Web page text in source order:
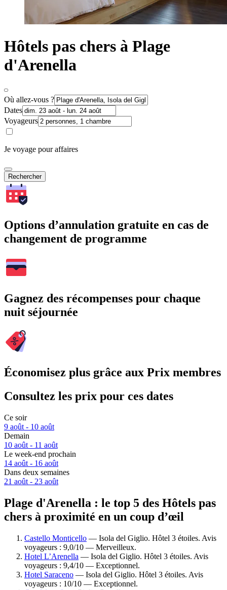
Hôtels pas chers à Plage
d'Arenella
Où allez-vous ?
Dates
Voyageurs
Je voyage pour affaires
Rechercher
Options d’annulation gratuite en cas de
changement de programme
Gagnez des récompenses pour chaque
nuit séjournée
Économisez plus grâce aux Prix membres
Consultez les prix pour ces dates
Ce soir
9 août - 10 août
Demain
10 août - 11 août
Le week-end prochain
14 août - 16 août
Dans deux semaines
21 août - 23 août
Plage d'Arenella : le top 5 des Hôtels pas
chers à proximité en un coup d’œil
Castello Monticello — Isola del Giglio. Hôtel 3 étoiles. Avis
voyageurs : 9,0/10 — Merveilleux.
Hotel L’Arenella — Isola del Giglio. Hôtel 3 étoiles. Avis
voyageurs : 9,4/10 — Exceptionnel.
Hotel Saraceno — Isola del Giglio. Hôtel 3 étoiles. Avis
voyageurs : 10/10 — Exceptionnel.